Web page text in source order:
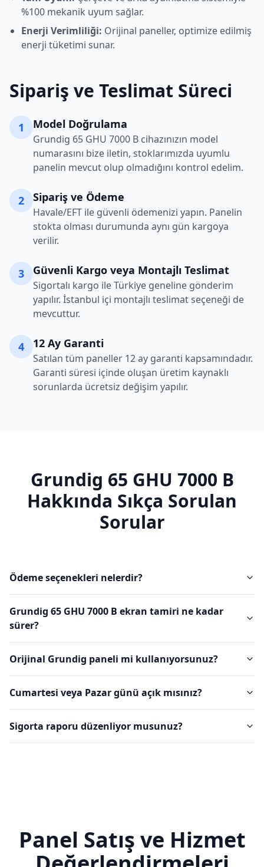
%100 mekanik uyum sağlar.
Enerji Verimliliği: Orijinal paneller, optimize edilmiş
enerji tüketimi sunar.
Sipariş ve Teslimat Süreci
1 Model Doğrulama
Grundig 65 GHU 7000 B cihazınızın model
numarasını bize iletin, stoklarımızda uyumlu
panelin mevcut olup olmadığını kontrol edelim.
2 Sipariş ve Ödeme
Havale/EFT ile güvenli ödemenizi yapın. Panelin
stokta olması durumunda aynı gün kargoya
verilir.
3 Güvenli Kargo veya Montajlı Teslimat
Sigortalı kargo ile Türkiye geneline gönderim
yapılır. İstanbul içi montajlı teslimat seçeneği de
mevcuttur.
4 12 Ay Garanti
Satılan tüm paneller 12 ay garanti kapsamındadır.
Garanti süresi içinde oluşan üretim kaynaklı
sorunlarda ücretsiz değişim yapılır.
Grundig 65 GHU 7000 B
Hakkında Sıkça Sorulan
Sorular
Ödeme seçenekleri nelerdir?
Grundig 65 GHU 7000 B ekran tamiri ne kadar
sürer?
Orijinal Grundig paneli mi kullanıyorsunuz?
Cumartesi veya Pazar günü açık mısınız?
Sigorta raporu düzenliyor musunuz?
Panel Satış ve Hizmet